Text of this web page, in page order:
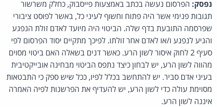
נפסק: הפרסום נעשה בכתב באמצעות פייסבוק, כחלק משרשור
תגובות פנימי אשר היה פתוח וחשוף לעיני כל, באשר לפוסט ציבורי
שפרסמה התובעת בדף שלה. הביטוי היה מיועד לאדם זולת הנפגע
והגיע לנפגע ו/או לאדם אחר זולתו. לפיכך מתקיים יסוד הפרסום לפי
סעיף 2 לחוק איסור לשון הרע. כאשר דנים בשאלה האם ביטוי מסוים
מהווה לשון הרע, יש לבחון כיצד נתפס הביטוי מבחינה אובייקטיבית
בעיני אדם סביר. יש להתחשב בכלל לפיו, ככל שיש ספק כי התבטאות
מסוימת עולה כדי לשון הרע, יש להעדיף את הפרשנות לפיה האמרה
איננה לשון הרע.